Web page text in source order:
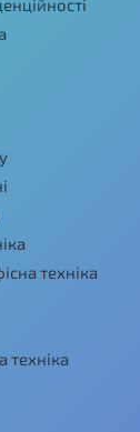
техніка
техніка